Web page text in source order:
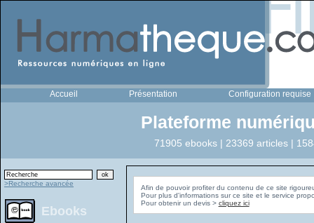
Accueil Présentation Configuration requise
Plateforme
71905 ebooks | 23369 articles |
>Recherche avancée
Ebooks
Afin de pouvoir profiter du contenu de ce site
Pour plus d'informations sur ce site et le service
Pour obtenir un devis > cliquez ici